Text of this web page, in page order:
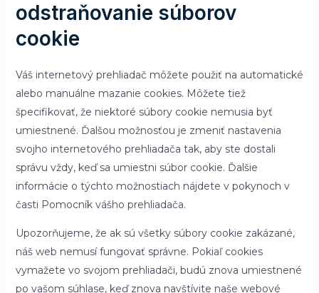
odstraňovanie súborov
cookie
Váš internetový prehliadač môžete použiť na automatické
alebo manuálne mazanie cookies. Môžete tiež
špecifikovať, že niektoré súbory cookie nemusia byť
umiestnené. Ďalšou možnosťou je zmeniť nastavenia
svojho internetového prehliadača tak, aby ste dostali
správu vždy, keď sa umiestni súbor cookie. Ďalšie
informácie o týchto možnostiach nájdete v pokynoch v
časti Pomocník vášho prehliadača.
Upozorňujeme, že ak sú všetky súbory cookie zakázané,
náš web nemusí fungovať správne. Pokiaľ cookies
vymažete vo svojom prehliadači, budú znova umiestnené
po vašom súhlase, keď znova navštívite naše webové